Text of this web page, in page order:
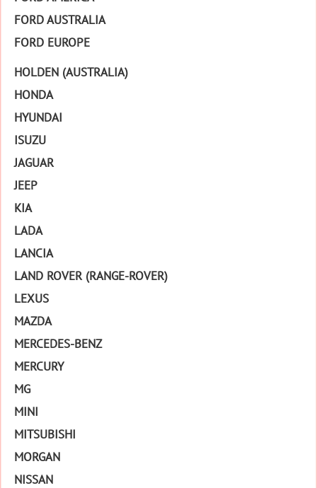
FORD AUSTRALIA
FORD EUROPE
HOLDEN (AUSTRALIA)
HONDA
HYUNDAI
ISUZU
JAGUAR
JEEP
KIA
LADA
LANCIA
LAND ROVER (RANGE-ROVER)
LEXUS
MAZDA
MERCEDES-BENZ
MERCURY
MG
MINI
MITSUBISHI
MORGAN
NISSAN